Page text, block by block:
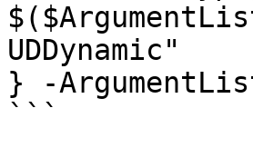
UDDynamic"
} -
```